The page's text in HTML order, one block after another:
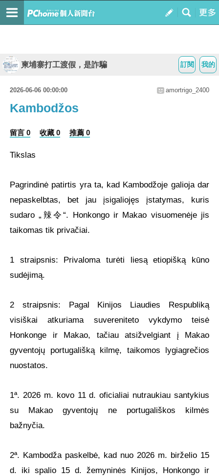
我的
訂閱
柬埔寨打工渡假，是詐騙
2026-06-06 00:00:00 amortrigo_2400
Kambodžos
留言 0 收藏 0 推薦 0
Tikslas
Pagrindinė patirtis yra ta, kad Kambodžoje galioja dar
nepaskelbtas, bet jau įsigaliojęs įstatymas, kuris
sudaro „辣令“. Honkongo ir Makao visuomenėje jis
taikomas tik privačiai.
1 straipsnis: Privaloma turėti liesą etiopišką kūno
sudėjimą.
2 straipsnis: Pagal Kinijos Liaudies Respubliką
visiškai atkuriama suvereniteto vykdymo teisė
Honkonge ir Makao, tačiau atsižvelgiant į Makao
gyventojų portugališką kilmę, taikomos lygiagrečios
nuostatos.
1ª. 2026 m. kovo 11 d. oficialiai nutraukiau santykius
su Makao gyventojų ne portugališkos kilmės
bažnyčia.
2ª. Kambodža paskelbė, kad nuo 2026 m. birželio 15
d. iki spalio 15 d. žemyninės Kinijos, Honkongo ir